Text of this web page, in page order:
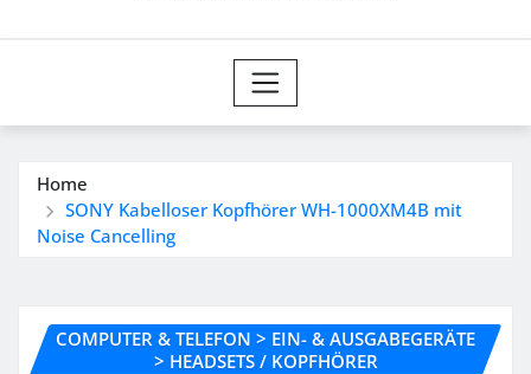
Home
SONY Kabelloser Kopfhörer WH-1000XM4B mit
Noise Cancelling
COMPUTER & TELEFON > EIN- & AUSGABEGERÄTE
> HEADSETS / KOPFHÖRER